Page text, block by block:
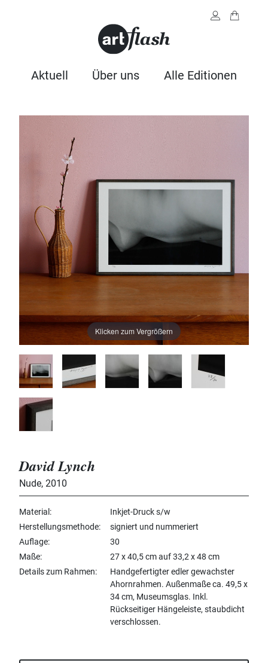
Aktuell Über uns Alle Editionen
Klicken zum Vergrößern
David Lynch
Nude, 2010
Material
Inkjet-Druck s/w
Herstellungsmethode
signiert und nummeriert
Auflage
30
Maße
27 x 40,5 cm auf 33,2 x 48 cm
Details zum Rahmen
Handgefertigter edler gewachster
Ahornrahmen. Außenmaße ca. 49,5 x
34 cm, Museumsglas. Inkl.
Rückseitiger Hängeleiste, staubdicht
verschlossen.